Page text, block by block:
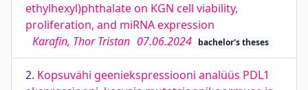
ethylhexyl)phthalate on KGN cell viability,
proliferation, and miRNA expression
Karafin, Thor Tristan 07.06.2024 bachelor's theses
2. Kopsuvähi geeniekspressiooni analüüs PDL1